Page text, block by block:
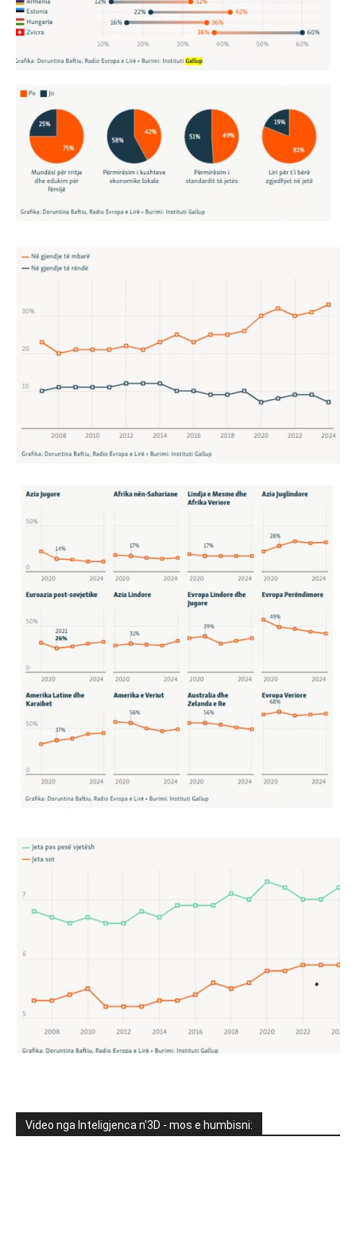
Video nga Inteligjenca n'3D - mos e humbisni: